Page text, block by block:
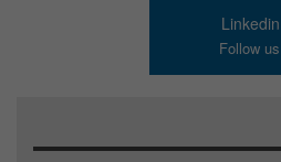
Linkedin
Follow us